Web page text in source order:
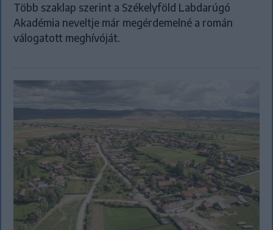
Több szaklap szerint a Székelyföld Labdarúgó
Akadémia neveltje már megérdemelné a román
válogatott meghívóját.